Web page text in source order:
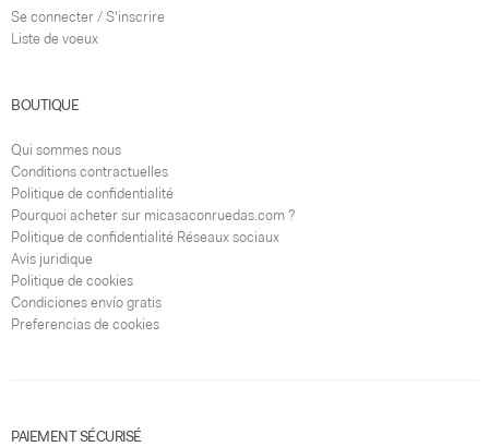
Se connecter / S'inscrire
Liste de voeux
BOUTIQUE
Qui sommes nous
Conditions contractuelles
Politique de confidentialité
Pourquoi acheter sur micasaconruedas.com ?
Politique de confidentialité Réseaux sociaux
Avis juridique
Politique de cookies
Condiciones envío gratis
Preferencias de cookies
PAIEMENT SÉCURISÉ